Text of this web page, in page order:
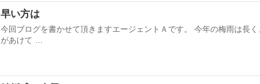
早い方は
今回ブログを書かせて頂きますエージェントＡです。 今年の梅雨は長く
があけて …